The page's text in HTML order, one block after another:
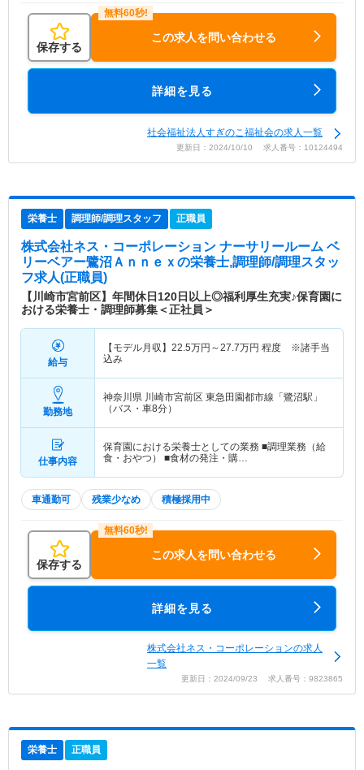
保存する
この求人を問い合わせる
詳細を見る
社会福祉法人すぎのこ福祉会の求人一覧
更新日：2024/10/10 求人番号：10124494
栄養士 調理師/調理スタッフ 正職員
株式会社ネス・コーポレーション ナーサリールーム ベ
リーベアー鷺沼Ａｎｎｅｘ の栄養士,調理師/調理スタッ
フ求人(正職員)
【川崎市宮前区】年間休日120日以上◎福利厚生充実♪保育園に
おける栄養士・調理師募集＜正社員＞
給与
【モデル月収】 22.5万円～27.7万円 程度 ※諸手当
込み
勤務地
神奈川県 川崎市宮前区 東急田園都市線「鷺沼駅」
（バス・車8分）
仕事内容
保育園における栄養士としての業務 ■調理業務（給
食・おやつ） ■食材の発注・購…
車通勤可 残業少なめ 積極採用中
保存する
この求人を問い合わせる
詳細を見る
株式会社ネス・コーポレーションの求人
一覧
更新日：2024/09/23 求人番号：9823865
栄養士 正職員